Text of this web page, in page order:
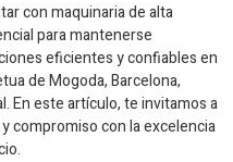
con maquinaria de alta
para mantenerse
eficientes y confiables en
de Mogoda, Barcelona,
En este artículo, te invitamos a
compromiso con la excelencia